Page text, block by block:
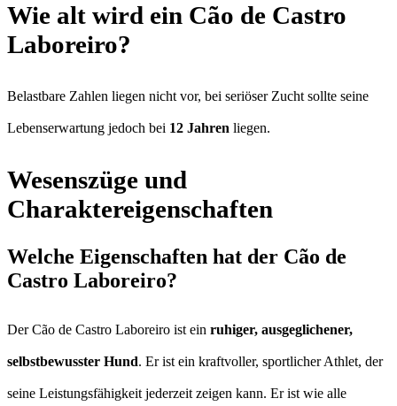
Wie alt wird ein Cão de Castro
Laboreiro?
Belastbare Zahlen liegen nicht vor, bei seriöser Zucht sollte seine
Lebenserwartung jedoch bei 12 Jahren liegen.
Wesenszüge und
Charaktereigenschaften
Welche Eigenschaften hat der Cão de
Castro Laboreiro?
Der Cão de Castro Laboreiro ist ein ruhiger, ausgeglichener,
selbstbewusster Hund. Er ist ein kraftvoller, sportlicher Athlet, der
seine Leistungsfähigkeit jederzeit zeigen kann. Er ist wie alle